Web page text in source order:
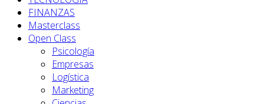
FINANZAS
Masterclass
Open Class
Psicología
Empresas
Logística
Marketing